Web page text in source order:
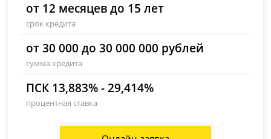
от 12 месяцев до 15 лет
срок кредита
от 30 000 до 30 000 000 рублей
сумма кредита
ПСК 13,883% - 29,414%
процентная ставка